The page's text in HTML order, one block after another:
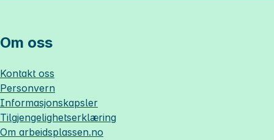
Om oss
Kontakt oss
Personvern
Informasjonskapsler
Tilgjengelighetserklæring
Om arbeidsplassen.no